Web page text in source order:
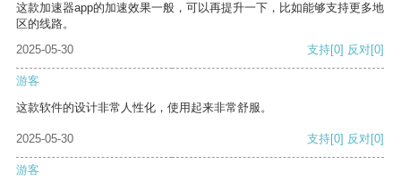
这款加速器app的加速效果一般，可以再提升一下，比如能够支持更多地
区的线路。
2025-05-30
支持[0] 反对[0]
游客
这款软件的设计非常人性化，使用起来非常舒服。
2025-05-30 支持[0] 反对[0]
游客